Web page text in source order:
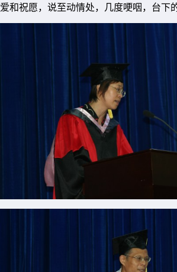
爱和祝愿，说至动情处，几度哽咽，台下